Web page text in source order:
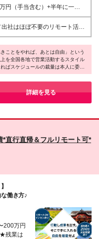
離の運転ができる方 ■宿泊を
得られることを予め確認のう
に取り組むことができる方
つけて働ける方 ★愛嬌を活
築が得意な方 ★旅行やドラ
円（手当含む）+半年に一回
定残業代53,000円～90,000
分）を含みます。超過分は別途
のインセンティブでしっかり
～で、最大200万円支給した実
目：月給23万4000円（みな
円を含みます。超過分は別
/46,890円を含みます。超過
社はほぼ不要のリモート活用
ていただきます。 ※本社（大阪
）への出社は、数ヶ月に1回の
ことをやれば、あとは自由」という
を全国各地で営業活動するスタイル
ばスケジュールの裁量は本人に委ね
れば、誰にも縛られない真の自由。
想の働き方を勝ち取りたいという方
的な環境です。旅をするように働
組みたい方におススメです◎
詳細を見る
直行直帰＆フルリモート可*
働き方♪
200万円
残業は